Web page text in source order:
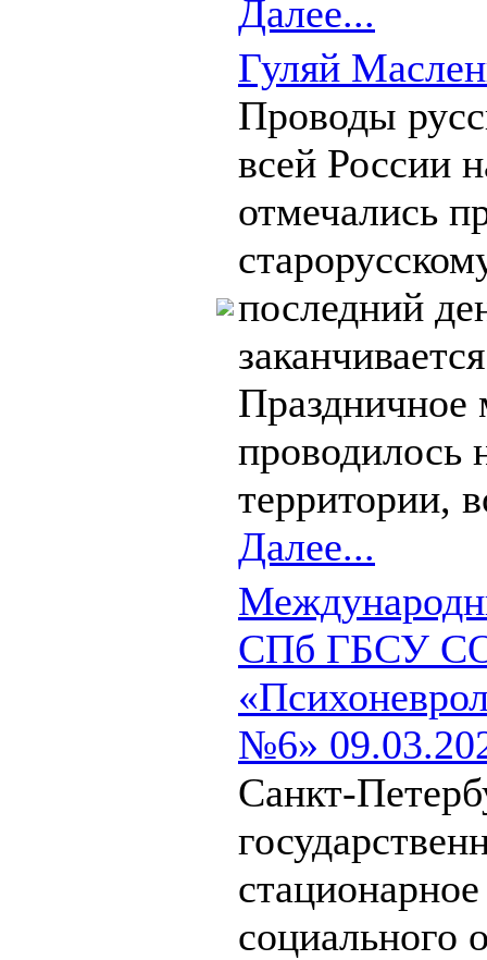
Далее...
Гуляй
Проводы
всей России
отмечались
последний
Праздничное
проводилось
территории,
Далее...
СПб ГБСУ
№6»
Санкт-
социального